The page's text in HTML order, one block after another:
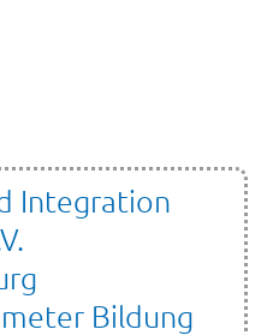
Integration
Bildung